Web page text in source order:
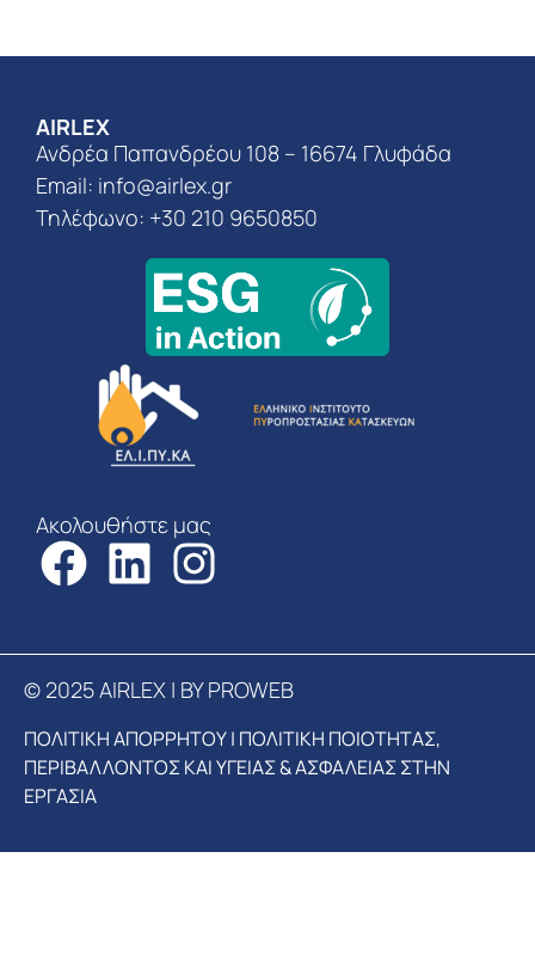
AIRLEX
Ανδρέα Παπανδρέου 108 – 16674 Γλυφάδα
Email: info@airlex.gr
Τηλέφωνο: +30 210 9650850
Ακολουθήστε μας
© 2025 AIRLEX | BY PROWEB
ΠΟΛΙΤΙΚΗ ΑΠΟΡΡΗΤΟΥ| ΠΟΛΙΤΙΚΗ ΠΟΙΟΤΗΤΑΣ,
ΠΕΡΙΒΑΛΛΟΝΤΟΣ ΚΑΙ ΥΓΕΙΑΣ & ΑΣΦΑΛΕΙΑΣ ΣΤΗΝ
ΕΡΓΑΣΙΑ